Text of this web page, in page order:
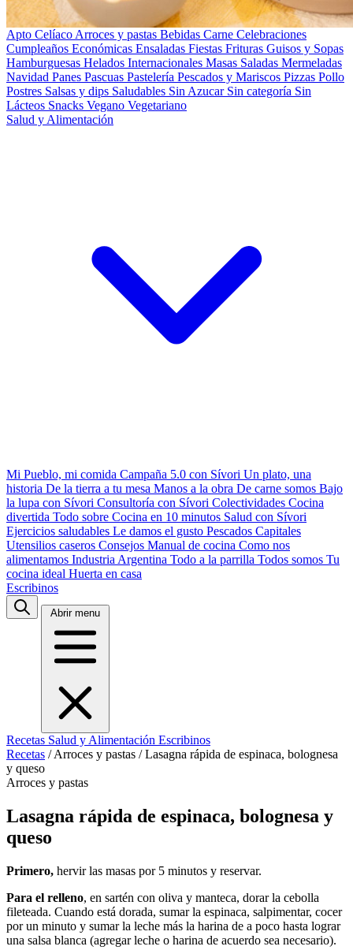
Apto Celíaco Arroces y pastas Bebidas Carne Celebraciones
Cumpleaños Económicas Ensaladas Fiestas Frituras Guisos y Sopas
Hamburguesas Helados Internacionales Masas Saladas Mermeladas
Navidad Panes Pascuas Pastelería Pescados y Mariscos Pizzas Pollo
Postres Salsas y dips Saludables Sin Azucar Sin categoría Sin
Lácteos Snacks Vegano Vegetariano
Salud y Alimentación
Mi Pueblo, mi comida Campaña 5.0 con Sívori Un plato, una
historia De la tierra a tu mesa Manos a la obra De carne somos Bajo
la lupa con Sívori Consultoría con Sívori Colectividades Cocina
divertida Todo sobre Cocina en 10 minutos Salud con Sívori
Ejercicios saludables Le damos el gusto Pescados Capitales
Utensilios caseros Consejos Manual de cocina Como nos
alimentamos Industria Argentina Todo a la parrilla Todos somos Tu
cocina ideal Huerta en casa
Escribinos
Abrir menu
Recetas Salud y Alimentación Escribinos
Recetas / Arroces y pastas / Lasagna rápida de espinaca, bolognesa
y queso
Arroces y pastas
Lasagna rápida de espinaca, bolognesa y
queso
Primero, hervir las masas por 5 minutos y reservar.
Para el relleno, en sartén con oliva y manteca, dorar la cebolla
fileteada. Cuando está dorada, sumar la espinaca, salpimentar, cocer
por un minuto y sumar la leche más la harina de a poco hasta lograr
una salsa blanca (agregar leche o harina de acuerdo sea necesario).